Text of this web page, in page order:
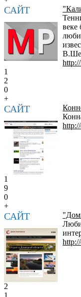
САЙТ
веке
1
2
0
+
САЙТ
1
9
0
+
САЙТ
2
1